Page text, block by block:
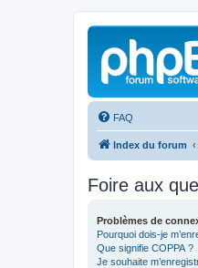
FAQ
Index du forum
Foire aux
Problèmes de
Pourquoi dois-je
Que signifie COPPA ?
Je souhaite